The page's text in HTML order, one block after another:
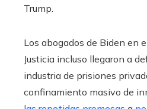
Trump.
Los abogados de Biden en
Justicia incluso llegaron a
industria de prisiones
confinamiento masivo de